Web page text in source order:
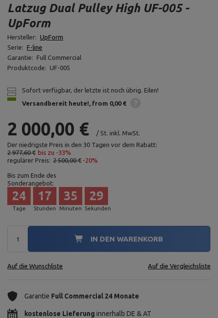
Latzug Dual Pulley High UF-005 -
UpForm
Hersteller: UpForm
Serie: F-line
Garantie:
Full Commercial
Produktcode:
UF-005
Sofort verfügbar, der letzte ist noch übrig. Eilen!
Versandbereit heute! from 0,00 €
2 000,00 € / St. inkl. MwSt.
Der niedrigste Preis in den 30 Tagen vor dem Rabatt:
2 977,60 € bis zu -33%
regulärer Preis: 2 500,00 € -20%
Bis zum Ende des
Sonderangebot:
Tage
24
Stunden
17
Minuten
35
Sekunden
28
IN DEN WARENKORB
Auf die Wunschliste Auf die Vergleichsliste
Garantie Full Commercial 24 Monate
kostenlose Lieferung innerhalb DE & AT